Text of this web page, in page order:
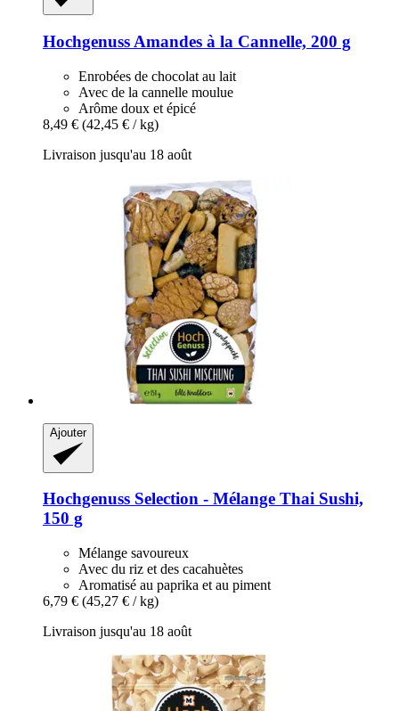
Hochgenuss Amandes à la Cannelle, 200 g
Enrobées de chocolat au lait
Avec de la cannelle moulue
Arôme doux et épicé
8,49 € (42,45 € / kg)
Livraison jusqu'au 18 août
Ajouter
Hochgenuss Selection -​ Mélange Thai Sushi,
150 g
Mélange savoureux
Avec du riz et des cacahuètes
Aromatisé au paprika et au piment
6,79 € (45,27 € / kg)
Livraison jusqu'au 18 août